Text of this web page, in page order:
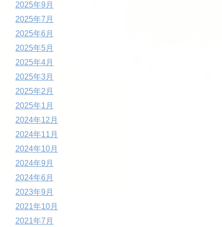
2025年9月
2025年7月
2025年6月
2025年5月
2025年4月
2025年3月
2025年2月
2025年1月
2024年12月
2024年11月
2024年10月
2024年9月
2024年6月
2023年9月
2021年10月
2021年7月